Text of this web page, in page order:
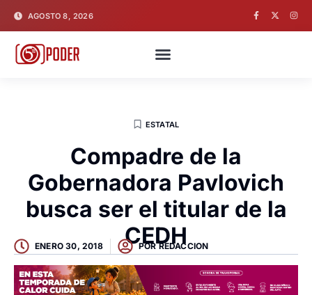
AGOSTO 8, 2026
ESTATAL
Compadre de la
Gobernadora Pavlovich
busca ser el titular de la
CEDH
ENERO 30, 2018 PORREDACCION